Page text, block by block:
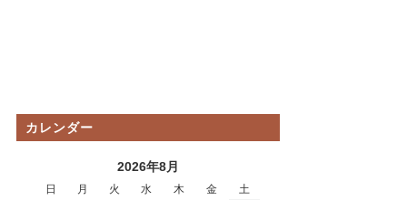
カレンダー
2026年8月
日 月 火 水 木 金
土